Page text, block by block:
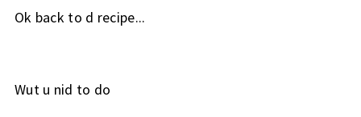
Ok back to d recipe...
Wut u nid to do